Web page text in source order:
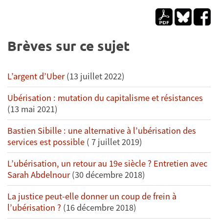
Brèves sur ce sujet
L’argent d’Uber(13 juillet 2022)
Ubérisation : mutation du capitalisme et résistances
(13 mai 2021)
Bastien Sibille : une alternative à l’ubérisation des
services est possible ( 7 juillet 2019)
L’ubérisation, un retour au 19e siècle ? Entretien avec
Sarah Abdelnour(30 décembre 2018)
La justice peut-elle donner un coup de frein à
l’ubérisation ? (16 décembre 2018)